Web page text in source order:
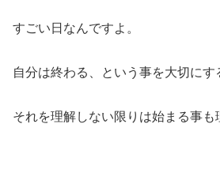
すごい日なんですよ。
自分は終わる、という事を大切にす
それを理解しない限りは始まる事も